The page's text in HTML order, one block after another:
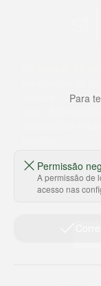
comprar tudo o
lugar. Além da
Para
Permissão
A permissão de
acesso nas